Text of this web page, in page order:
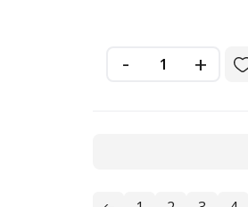
- +